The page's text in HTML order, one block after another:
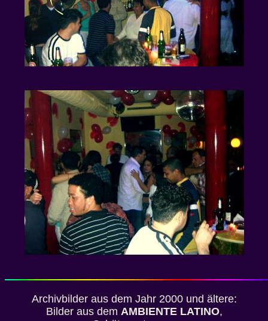
Archivbilder aus dem Jahr 2000 und ältere:
Bilder aus dem AMBIENTE LATINO,